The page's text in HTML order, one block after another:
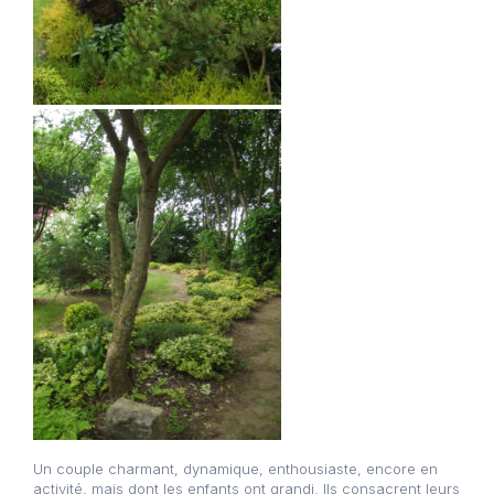
Un couple charmant, dynamique, enthousiaste, encore en
activité, mais dont les enfants ont grandi. Ils consacrent leurs